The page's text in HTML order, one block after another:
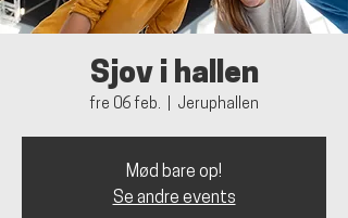
Sjov i hallen
fre 06 feb. Jeruphallen
Mød bare op!
Se andre events